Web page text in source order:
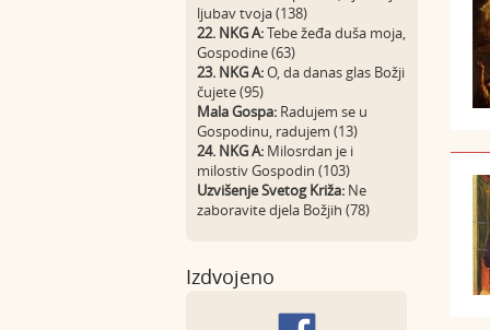
ljubav tvoja (138)
22. NKG A:Tebe žeđa duša moja,
Gospodine (63)
23. NKG A:O, da danas glas Božji
čujete (95)
Mala Gospa: Radujem se u
Gospodinu, radujem (13)
24. NKG A: Milosrdan je i
milostiv Gospodin (103)
Uzvišenje Svetog Križa: Ne
zaboravite djela Božjih (78)
Izdvojeno